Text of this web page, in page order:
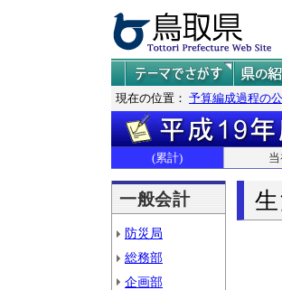
現在の位置： 予算編成過程の
(累計)
一般会計
防災局
総務部
企画部